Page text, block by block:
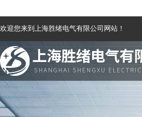
欢迎您来到上海胜绪电气有限公司网站！